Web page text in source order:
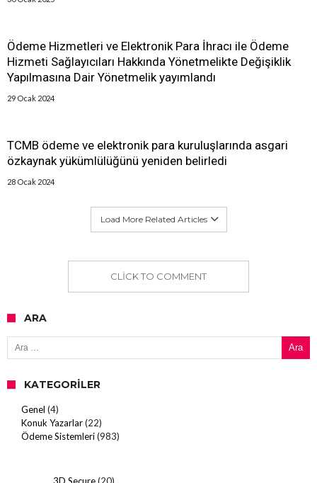
Ödeme Hizmetleri ve Elektronik Para İhracı ile Ödeme
Hizmeti Sağlayıcıları Hakkında Yönetmelikte Değişiklik
Yapılmasına Dair Yönetmelik yayımlandı
29 Ocak 2024
TCMB ödeme ve elektronik para kuruluşlarında asgari
özkaynak yükümlülüğünü yeniden belirledi
28 Ocak 2024
Load More Related Articles
CLICK TO COMMENT
ARA
Arama:
KATEGORILER
Genel (4)
Konuk Yazarlar(22)
Ödeme Sistemleri(983)